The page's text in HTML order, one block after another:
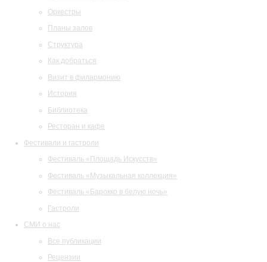
Оркестры
Планы залов
Структура
Как добраться
Визит в филармонию
История
Библиотека
Ресторан и кафе
Фестивали и гастроли
Фестиваль «Площадь Искусств»
Фестиваль «Музыкальная коллекция»
Фестиваль «Барокко в белую ночь»
Гастроли
СМИ о нас
Все публикации
Рецензии